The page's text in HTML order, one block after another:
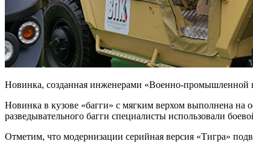
Новинка, созданная инженерами «Военно-промышленной
Новинка в кузове «багги» с мягким верхом выполнена на
разведывательного багги специалисты использовали
Отметим, что модернизации серийная версия «Тигра»